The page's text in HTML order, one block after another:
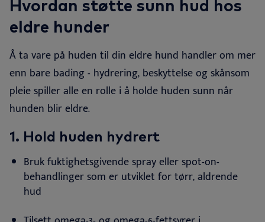
Hvordan støtte sunn hud hos
eldre hunder
Å ta vare på huden til din eldre hund handler om mer
enn bare bading - hydrering, beskyttelse og skånsom
pleie spiller alle en rolle i å holde huden sunn når
hunden blir eldre.
1. Hold huden hydrert
Bruk fuktighetsgivende spray eller spot-on-
behandlinger som er utviklet for tørr, aldrende
hud